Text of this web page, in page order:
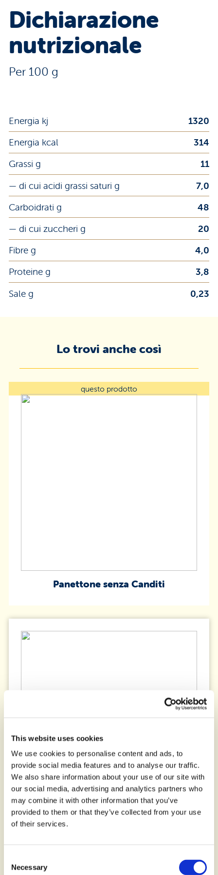
This website uses cookies
We use cookies to personalise content and ads, to
provide social media features and to analyse our traffic.
We also share information about your use of our site with
our social media, advertising and analytics partners who
may combine it with other information that you’ve
provided to them or that they’ve collected from your use
of their services.
Selection
Necessary
Dichiarazione
nutrizionale
Per 100 g
Energia kj
1320
Energia kcal
314
Grassi g
11
— di cui acidi grassi saturi g
7,0
Carboidrati g
48
— di cui zuccheri g
20
Fibre g
4,0
Proteine g
3,8
Sale g
0,23
Lo trovi anche così
questo prodotto
Panettone senza Canditi
Panettone con Uvetta e Canditi